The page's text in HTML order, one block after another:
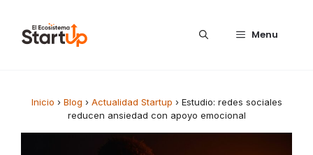
Menu
Inicio › Blog › Actualidad Startup › Estudio: redes sociales
reducen ansiedad con apoyo emocional